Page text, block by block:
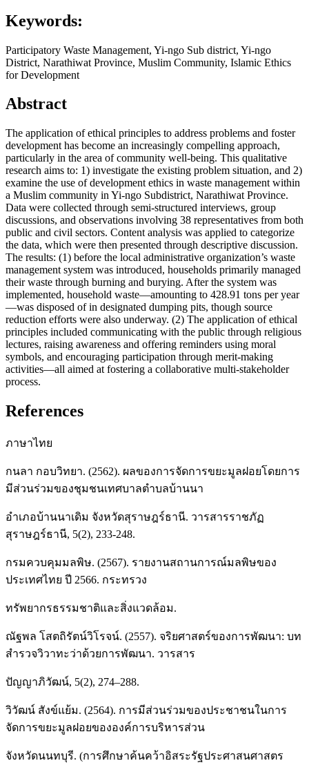
Keywords:
Participatory Waste Management, Yi-ngo Sub district, Yi-ngo
District, Narathiwat Province, Muslim Community, Islamic Ethics
for Development
Abstract
The application of ethical principles to address problems and foster
development has become an increasingly compelling approach,
particularly in the area of community well-being. This qualitative
research aims to: 1) investigate the existing problem situation, and 2)
examine the use of development ethics in waste management within
a Muslim community in Yi-ngo Subdistrict, Narathiwat Province.
Data were collected through semi-structured interviews, group
discussions, and observations involving 38 representatives from both
public and civil sectors. Content analysis was applied to categorize
the data, which were then presented through descriptive discussion.
The results: (1) before the local administrative organization’s waste
management system was introduced, households primarily managed
their waste through burning and burying. After the system was
implemented, household waste—amounting to 428.91 tons per year
—was disposed of in designated dumping pits, though source
reduction efforts were also underway. (2) The application of ethical
principles included communicating with the public through religious
lectures, raising awareness and offering reminders using moral
symbols, and encouraging participation through merit-making
activities—all aimed at fostering a collaborative multi-stakeholder
process.
References
ภาษาไทย
กนลา กอบวิทยา. (2562). ผลของการจัดการขยะมูลฝอยโดยการ
มีส่วนร่วมของชุมชนเทศบาลตำบลบ้านนา
อำเภอบ้านนาเดิม จังหวัดสุราษฎร์ธานี. วารสารราชภัฏ
สุราษฎร์ธานี, 5(2), 233-248.
กรมควบคุมมลพิษ. (2567). รายงานสถานการณ์มลพิษของ
ประเทศไทย ปี 2566. กระทรวง
ทรัพยากรธรรมชาติและสิ่งแวดล้อม.
ณัฐพล โสตถิรัตน์วิโรจน์. (2557). จริยศาสตร์ของการพัฒนา: บท
สำรวจวิวาทะว่าด้วยการพัฒนา. วารสาร
ปัญญาภิวัฒน์, 5(2), 274–288.
วิวัฒน์ สังข์แย้ม. (2564). การมีส่วนร่วมของประชาชนในการ
จัดการขยะมูลฝอยขององค์การบริหารส่วน
จังหวัดนนทบุรี. (การศึกษาค้นคว้าอิสระรัฐประศาสนศาสตร